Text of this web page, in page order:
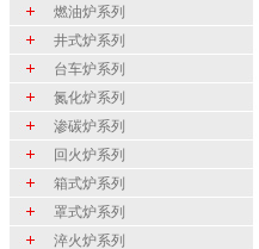
燃油炉系列
井式炉系列
台车炉系列
氮化炉系列
渗碳炉系列
回火炉系列
箱式炉系列
罩式炉系列
淬火炉系列